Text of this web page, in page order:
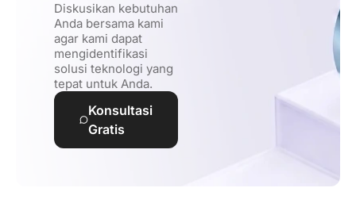
Diskusikan kebutuhan
Anda bersama kami
agar kami dapat
mengidentifikasi
solusi teknologi yang
tepat untuk Anda.
Konsultasi
Gratis